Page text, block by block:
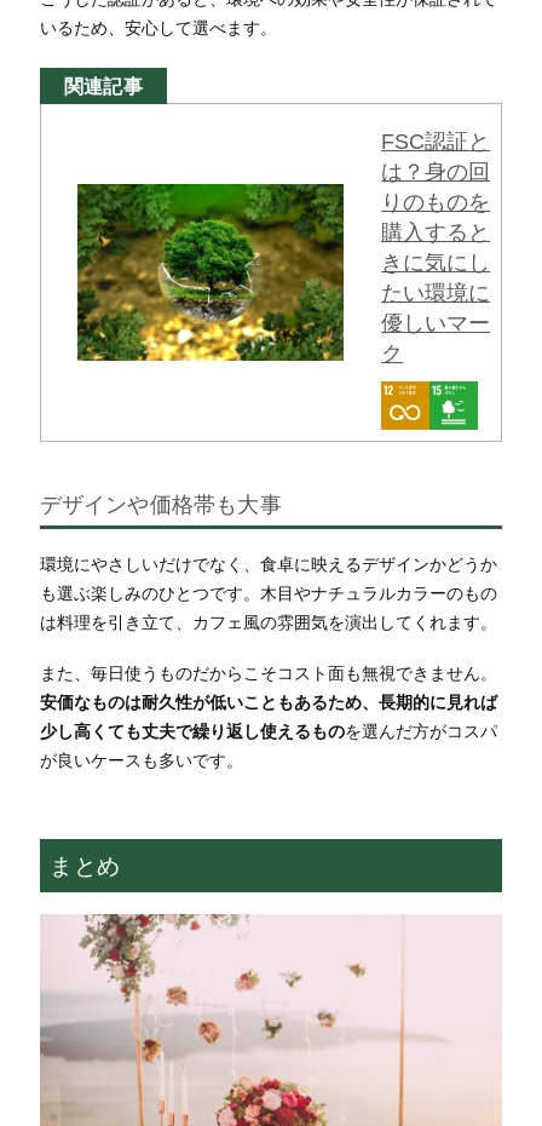
いるため、安心して選べます。
関連記事
FSC認証と
は？身の回
りのものを
購入すると
きに気にし
たい環境に
優しいマー
ク
デザインや価格帯も大事
環境にやさしいだけでなく、食卓に映えるデザインかどうか
も選ぶ楽しみのひとつです。木目やナチュラルカラーのもの
は料理を引き立て、カフェ風の雰囲気を演出してくれます。
また、毎日使うものだからこそコスト面も無視できません。
安価なものは耐久性が低いこともあるため、長期的に見れば
少し高くても丈夫で繰り返し使えるものを選んだ方がコスパ
が良いケースも多いです。
まとめ